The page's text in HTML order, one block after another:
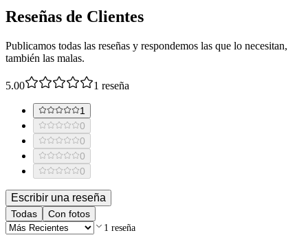
Reseñas de Clientes
Publicamos todas las reseñas y respondemos las que lo necesitan,
también las malas.
5.00 1 reseña
1
0
0
0
0
Escribir una reseña
Todas Con fotos
1 reseña